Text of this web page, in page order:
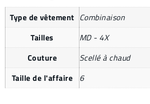
Type de vêtement Combinaison
Tailles
MD - 4X
Couture
Scellé à chaud
Taille de l'affaire
6